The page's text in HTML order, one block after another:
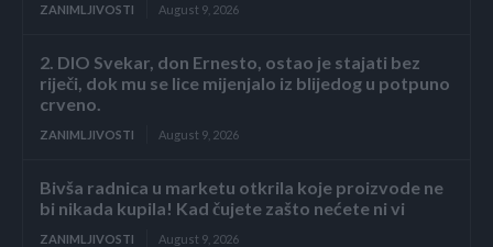
ZANIMLJIVOSTI August 9, 2026
2. DIO Svekar, don Ernesto, ostao je stajati bez
riječi, dok mu se lice mijenjalo iz blijedog u potpuno
crveno.
ZANIMLJIVOSTI August 9, 2026
Bivša radnica u marketu otkrila koje proizvode ne
bi nikada kupila! Kad čujete zašto nećete ni vi
ZANIMLJIVOSTI August 9, 2026